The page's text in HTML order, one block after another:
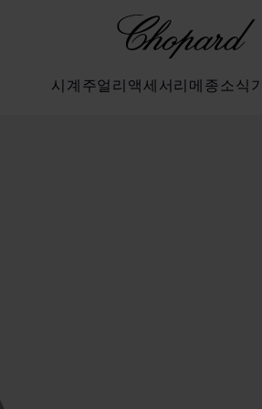
시계 주얼리 액세서리 메종소식